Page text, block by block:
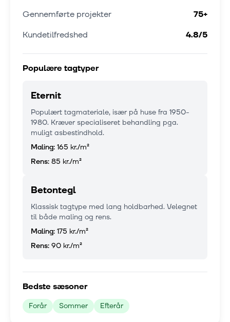
Gennemførte projekter
75+
Kundetilfredshed
4.8/5
Populære tagtyper
Eternit
Populært tagmateriale, især på huse fra 1950-
1980. Kræver specialiseret behandling pga.
muligt asbestindhold.
Maling: 165 kr./m²
Rens: 85 kr./m²
Betontegl
Klassisk tagtype med lang holdbarhed. Velegnet
til både maling og rens.
Maling: 175 kr./m²
Rens: 90 kr./m²
Bedste sæsoner
Forår Sommer Efterår